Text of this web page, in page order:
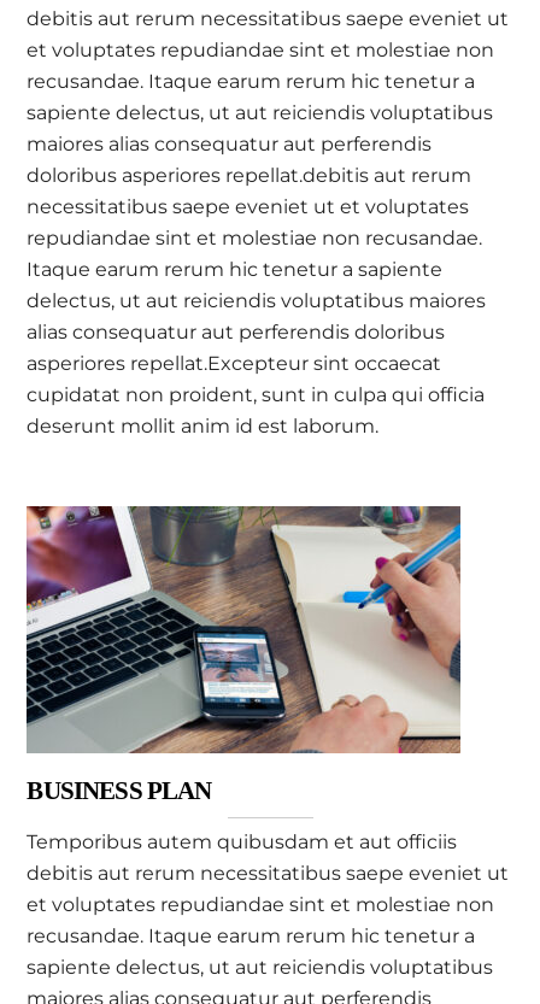
debitis aut rerum necessitatibus saepe eveniet ut
et voluptates repudiandae sint et molestiae non
recusandae. Itaque earum rerum hic tenetur a
sapiente delectus, ut aut reiciendis voluptatibus
maiores alias consequatur aut perferendis
doloribus asperiores repellat.debitis aut rerum
necessitatibus saepe eveniet ut et voluptates
repudiandae sint et molestiae non recusandae.
Itaque earum rerum hic tenetur a sapiente
delectus, ut aut reiciendis voluptatibus maiores
alias consequatur aut perferendis doloribus
asperiores repellat.Excepteur sint occaecat
cupidatat non proident, sunt in culpa qui officia
deserunt mollit anim id est laborum.
BUSINESS PLAN
Temporibus autem quibusdam et aut officiis
debitis aut rerum necessitatibus saepe eveniet ut
et voluptates repudiandae sint et molestiae non
recusandae. Itaque earum rerum hic tenetur a
sapiente delectus, ut aut reiciendis voluptatibus
maiores alias consequatur aut perferendis